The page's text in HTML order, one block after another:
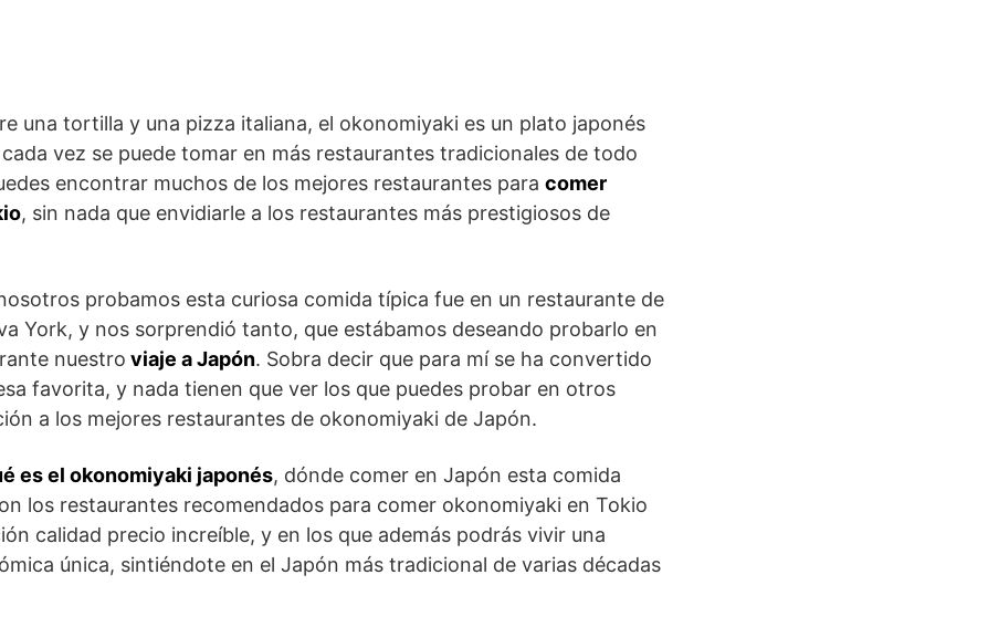
una tortilla y una pizza italiana, el okonomiyaki es un plato japonés
vez se puede tomar en más restaurantes tradicionales de todo
encontrar muchos de los mejores restaurantes para comer
, sin nada que envidiarle a los restaurantes más prestigiosos de
probamos esta curiosa comida típica fue en un restaurante de
York, y nos sorprendió tanto, que estábamos deseando probarlo en
nuestro viaje a Japón. Sobra decir que para mí se ha convertido
favorita, y nada tienen que ver los que puedes probar en otros
a los mejores restaurantes de okonomiyaki de Japón.
es el okonomiyaki japonés, dónde comer en Japón esta comida
los restaurantes recomendados para comer okonomiyaki en Tokio
calidad precio increíble, y en los que además podrás vivir una
única, sintiéndote en el Japón más tradicional de varias décadas